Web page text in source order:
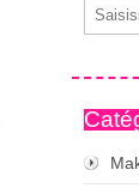
Email